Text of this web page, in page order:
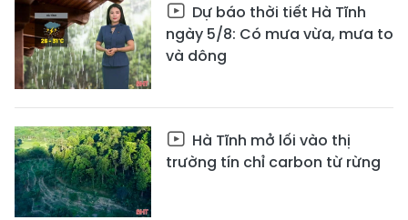
Dự báo thời tiết Hà Tĩnh
ngày 5/8: Có mưa vừa, mưa to
và dông
Hà Tĩnh mở lối vào thị
trường tín chỉ carbon từ rừng